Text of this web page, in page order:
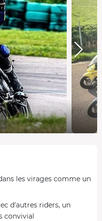
les virages comme un
d'autres riders, un
convivial